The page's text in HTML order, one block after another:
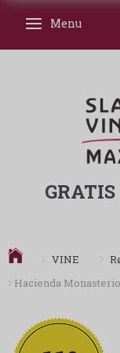
Skifte navigation
Menu
VINE
Hacienda